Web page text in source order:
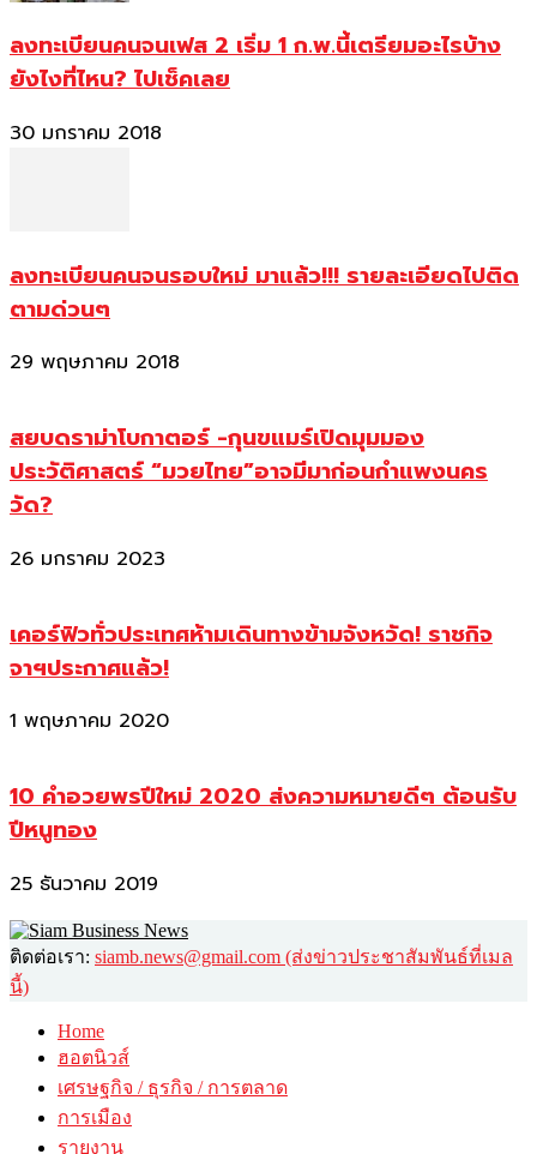
ลงทะเบียนคนจนเฟส 2 เริ่ม 1 ก.พ.นี้เตรียมอะไรบ้าง
ยังไงที่ไหน? ไปเช็คเลย
30 มกราคม 2018
ลงทะเบียนคนจนรอบใหม่ มาแล้ว!!! รายละเอียดไปติด
ตามด่วนๆ
29 พฤษภาคม 2018
สยบดราม่าโบกาตอร์ -กุนขแมร์เปิดมุมมอง
ประวัติศาสตร์ “มวยไทย”อาจมีมาก่อนกำแพงนคร
วัด?
26 มกราคม 2023
เคอร์ฟิวทั่วประเทศห้ามเดินทางข้ามจังหวัด! ราชกิจ
จาฯประกาศแล้ว!
1 พฤษภาคม 2020
10 คำอวยพรปีใหม่ 2020 ส่งความหมายดีๆ ต้อนรับ
ปีหนูทอง
25 ธันวาคม 2019
ติดต่อเรา: siamb.news@gmail.com (ส่งข่าวประชาสัมพันธ์ที่เมล
นี้)
Home
ฮอตนิวส์
เศรษฐกิจ / ธุรกิจ / การตลาด
การเมือง
รายงาน